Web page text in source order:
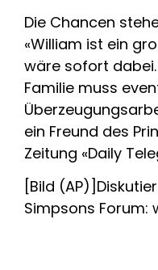
Die Chancen
«William ist ein
wäre sofort
Familie muss
ein Freund des
Zeitung «Daily
[Bild
Simpsons Forum: